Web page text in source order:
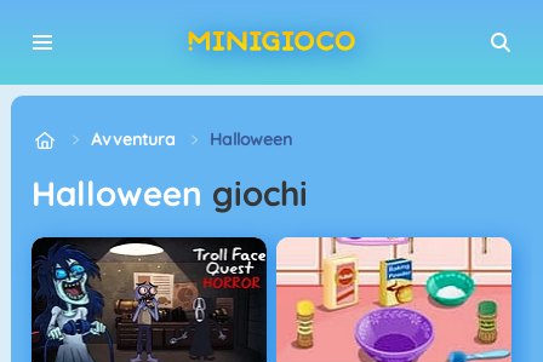
Avventura Halloween
Halloween giochi